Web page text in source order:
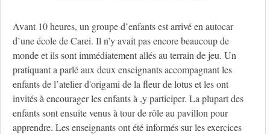
Avant 10 heures, un groupe d’enfants est arrivé en autocar
d’une école de Carei. Il n’y avait pas encore beaucoup de
monde et ils sont immédiatement allés au terrain de jeu. Un
pratiquant a parlé aux deux enseignants accompagnant les
enfants de l’atelier d'origami de la fleur de lotus et les ont
invités à encourager les enfants à ,y participer. La plupart des
enfants sont ensuite venus à tour de rôle au pavillon pour
apprendre. Les enseignants ont été informés sur les exercices